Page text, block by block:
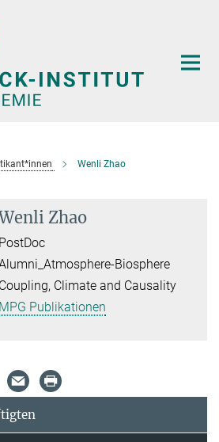
Wenli Zhao
Zhao
PostDoc
Biosphere
Coupling, Climate and Causality
MPG Publikationen